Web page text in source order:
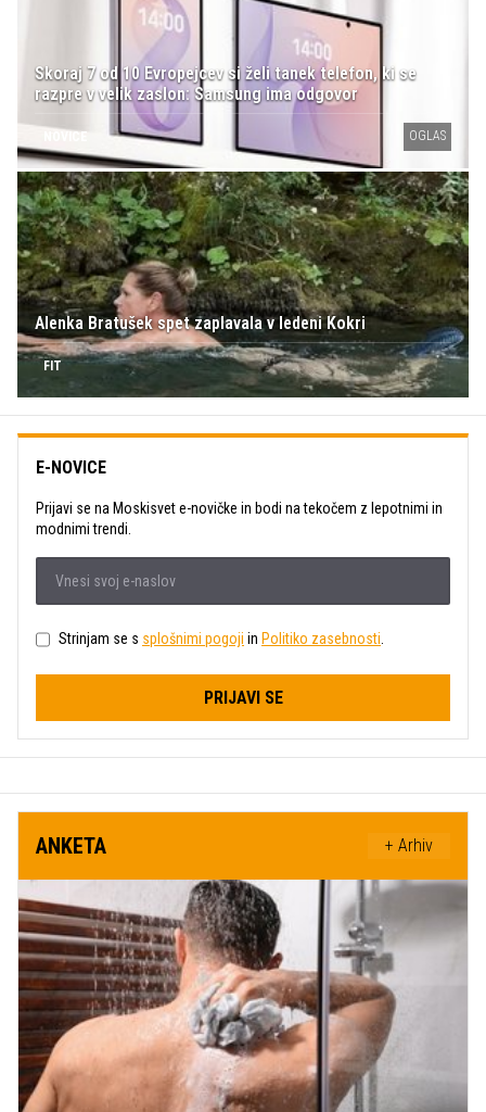
Skoraj 7 od 10 Evropejcev si želi tanek telefon, ki se
razpre v velik zaslon: Samsung ima odgovor
NOVICE OGLAS
Alenka Bratušek spet zaplavala v ledeni Kokri
FIT
E-NOVICE
Prijavi se na Moskisvet e-novičke in bodi na tekočem z lepotnimi in
modnimi trendi.
Strinjam se s splošnimi pogoji in Politiko zasebnosti.
PRIJAVI SE
ANKETA + Arhiv